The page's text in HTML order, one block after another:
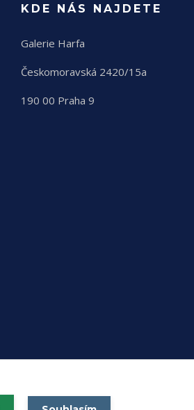
KDE NÁS NAJDETE
Galerie Harfa
Českomoravská 2420/15a
190 00 Praha 9